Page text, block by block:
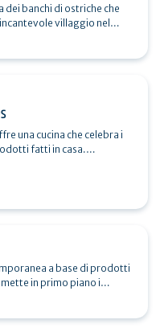
banchi di ostriche che
villaggio nel
fermatevi a La Calypso. Lo
una cucina che celebra i
fatti in casa.
alle saline o al giardino
a base di prodotti
in primo piano i
gli ortolani, i…